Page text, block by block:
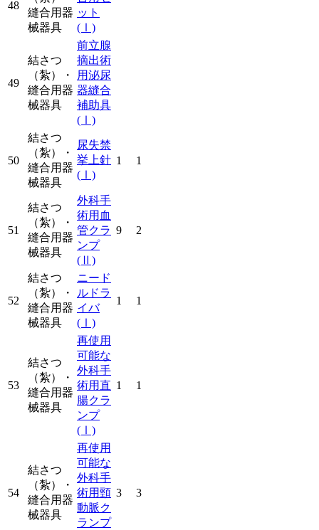
48
縫合用器
械器具
ット
(Ⅰ)
49
結さつ
（紮）・
縫合用器
械器具
前立腺
摘出術
用泌尿
器縫合
補助具
(Ⅰ)
50
結さつ
（紮）・
縫合用器
械器具
尿失禁
挙上針
(Ⅰ)
1 1
51
結さつ
（紮）・
縫合用器
械器具
外科手
術用血
管クラ
ンプ
(Ⅱ)
9 2
52
結さつ
（紮）・
縫合用器
械器具
ニード
ルドラ
イバ
(Ⅰ)
1 1
53
結さつ
（紮）・
縫合用器
械器具
再使用
可能な
外科手
術用直
腸クラ
ンプ
(Ⅰ)
1 1
54
結さつ
（紮）・
縫合用器
械器具
再使用
可能な
外科手
術用頸
動脈ク
ランプ
3 3